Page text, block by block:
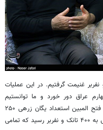
المبین حدود ۴۰۰ تانک و نفربر غنیمت گرفتیم. در این عملیات
عراق دور خورد و ما توانستیم
امکانات بسیاری به دست آوریم. در عملیات فتح المبین استعداد یگان زرهی ۲۵۰
تانک و نفربر بود که در عملیات بیت المقدس به ۴۰۰ تانک و نفربر رسید که تمامی